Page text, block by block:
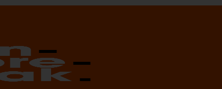
baditugu? Zer erabilera ditu?